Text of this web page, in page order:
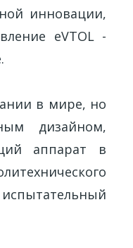
инновации,
eVTOL -
в мире, но
дизайном,
аппарат в